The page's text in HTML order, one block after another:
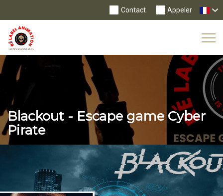
Appeler
Contact
Blackout - Escape game Cyber
Pirate